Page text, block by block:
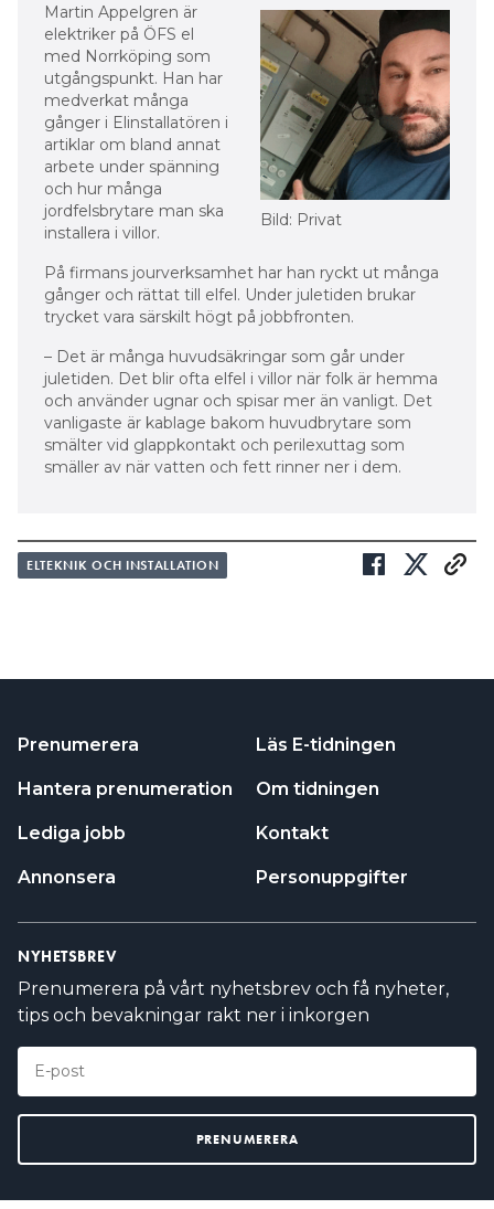
Bild: Privat
Martin Appelgren är
elektriker på ÖFS el
med Norrköping som
utgångspunkt. Han har
medverkat många
gånger i Elinstallatören i
artiklar om bland annat
arbete under spänning
och hur många
jordfelsbrytare man ska
installera i villor.
På firmans jourverksamhet har han ryckt ut många
gånger och rättat till elfel. Under juletiden brukar
trycket vara särskilt högt på jobbfronten.
– Det är många huvudsäkringar som går under
juletiden. Det blir ofta elfel i villor när folk är hemma
och använder ugnar och spisar mer än vanligt. Det
vanligaste är kablage bakom huvudbrytare som
smälter vid glappkontakt och perilexuttag som
smäller av när vatten och fett rinner ner i dem.
ELTEKNIK OCH INSTALLATION
Prenumerera
Hantera prenumeration
Lediga jobb
Annonsera
Läs E-tidningen
Om tidningen
Kontakt
Personuppgifter
NYHETSBREV
Prenumerera på vårt nyhetsbrev och få nyheter,
tips och bevakningar rakt ner i inkorgen